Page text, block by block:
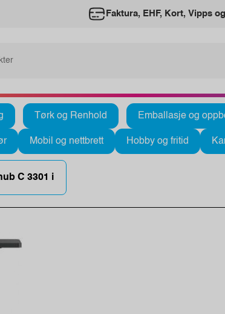
Faktura, EHF, Kort, Vipps
Tørk og Renhold Emballasje og
Mobil og nettbrett Hobby og fritid
C 3301 i